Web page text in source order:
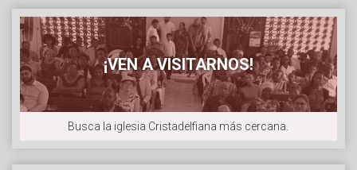
¡VEN A VISITARNOS!
Busca la iglesia Cristadelfiana más cercana.